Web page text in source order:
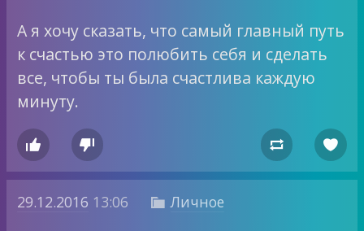
А я хочу сказать, что самый главный путь
к счастью это полюбить себя и сделать
все, чтобы ты была счастлива каждую
минуту.
   
29.12.2016 13:06  Личное